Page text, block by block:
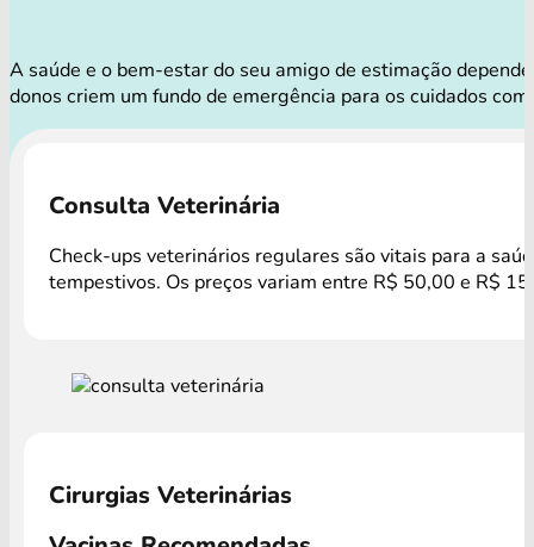
A saúde e o bem-estar do seu amigo de estimação
donos criem um fundo de emergência para os cuidados
Consulta Veterinária
Check-ups veterinários regulares são vitais para a
tempestivos. Os preços variam entre R$ 50,00 e R$
Cirurgias Veterinárias